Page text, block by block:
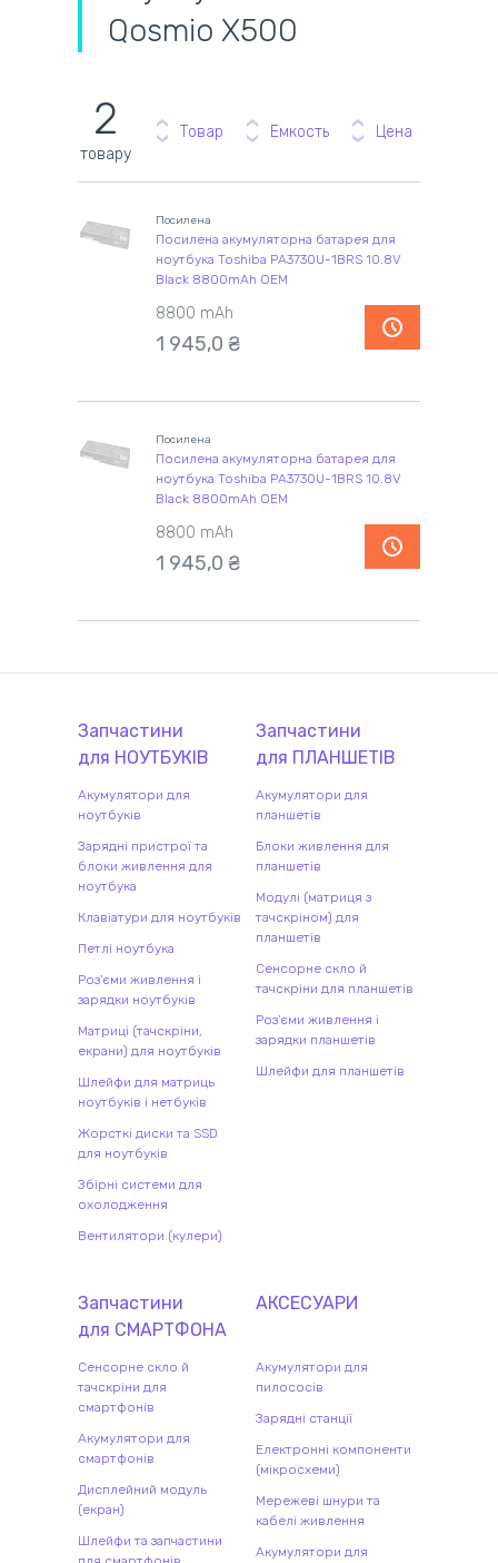
Qosmio X500
2
товару
Товар Емкость Цена
Посилена
Посилена акумуляторна батарея для
ноутбука Toshiba PA3730U-1BRS 10.8V
Black 8800mAh OEM
8800 mAh
1 945,0 ₴
Посилена
Посилена акумуляторна батарея для
ноутбука Toshiba PA3730U-1BRS 10.8V
Black 8800mAh OEM
8800 mAh
1 945,0 ₴
Запчастини
для НОУТБУКІВ
Акумулятори для
ноутбуків
Зарядні пристрої та
блоки живлення для
ноутбука
Клавіатури для ноутбуків
Петлі ноутбука
Роз'єми живлення і
зарядки ноутбуків
Матриці (тачскріни,
екрани) для ноутбуків
Шлейфи для матриць
ноутбуків і нетбуків
Жорсткі диски та SSD
для ноутбуків
Збірні системи для
охолодження
Вентилятори (кулери)
Запчастини
для ПЛАНШЕТІВ
Акумулятори для
планшетів
Блоки живлення для
планшетів
Модулі (матриця з
тачскріном) для
планшетів
Сенсорне скло й
тачскріни для планшетів
Роз'єми живлення і
зарядки планшетів
Шлейфи для планшетів
Запчастини
для СМАРТФОНА
Сенсорне скло й
тачскріни для
смартфонів
Акумулятори для
смартфонів
Дисплейний модуль
(екран)
Шлейфи та запчастини
АКСЕСУАРИ
Акумулятори для
пилососів
Зарядні станції
Електронні компоненти
(мікросхеми)
Мережеві шнури та
кабелі живлення
Акумулятори для